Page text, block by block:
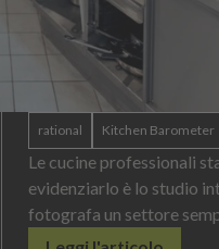
rational Kitchen Barometer
Le cucine professionali
evidenziarlo è lo studio
fotografa un settore